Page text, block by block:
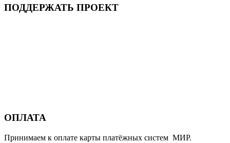
ПОДДЕРЖАТЬ ПРОЕКТ
ОПЛАТА
Принимаем к оплате карты платёжных систем МИР.